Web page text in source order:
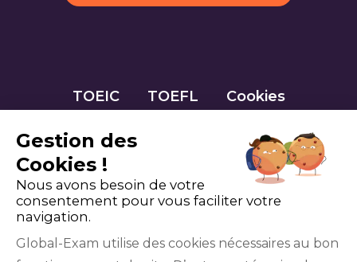
TOEIC TOEFL Cookies
Gestion des
Cookies !
Nous avons besoin de votre
consentement pour vous faciliter votre
navigation.
Global-Exam utilise des cookies nécessaires au bon